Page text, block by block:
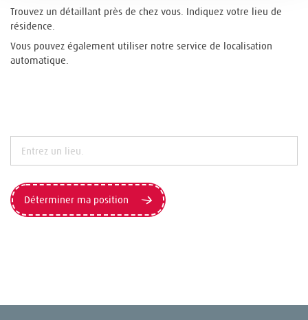
Trouvez un détaillant près de chez vous. Indiquez votre lieu de
résidence.
Vous pouvez également utiliser notre service de localisation
automatique.
Déterminer ma position